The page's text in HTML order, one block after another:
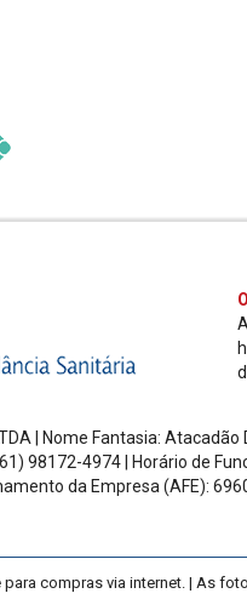
| Nome Fantasia:
98172-4974 | Horário de
da Empresa (AFE):
compras via internet. | As